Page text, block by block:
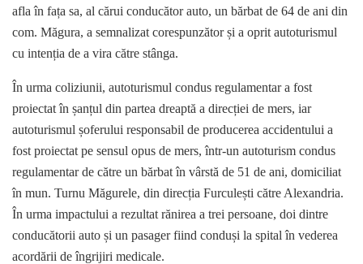
afla în fața sa, al cărui conducător auto, un bărbat de 64 de ani din
com. Măgura, a semnalizat corespunzător și a oprit autoturismul
cu intenția de a vira către stânga.
În urma coliziunii, autoturismul condus regulamentar a fost
proiectat în șanțul din partea dreaptă a direcției de mers, iar
autoturismul șoferului responsabil de producerea accidentului a
fost proiectat pe sensul opus de mers, într-un autoturism condus
regulamentar de către un bărbat în vârstă de 51 de ani, domiciliat
în mun. Turnu Măgurele, din direcția Furculești către Alexandria.
În urma impactului a rezultat rănirea a trei persoane, doi dintre
conducătorii auto și un pasager fiind conduși la spital în vederea
acordării de îngrijiri medicale.